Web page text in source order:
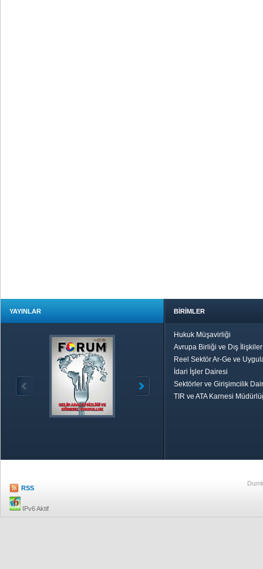
YAYINLAR BİRİMLER
Hukuk Müşavirliği
Avrupa Birliği ve Dış
Reel Sektör Ar-Ge ve
İdari İşler Dairesi
Sektörler ve Girişimcilik
TIR ve ATA Karnesi
RSS
IPv6 Aktif